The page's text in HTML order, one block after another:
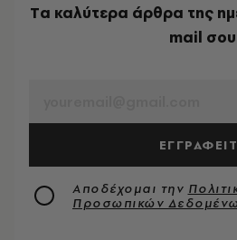
Tα καλύτερα άρθρα της
mail σου
Αποδέχομαι την
Προσωπικών